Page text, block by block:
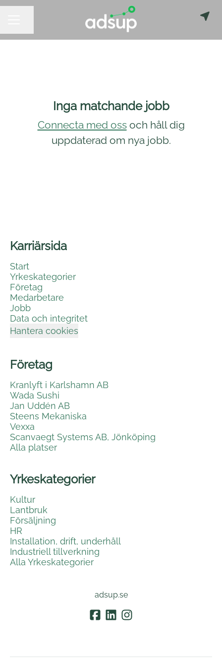
Inga matchande jobb
Connecta med ossoch håll dig
uppdaterad om nya jobb.
Karriärsida
Start
Yrkeskategorier
Företag
Medarbetare
Jobb
Data och integritet
Hantera cookies
Företag
Kranlyft i Karlshamn AB
Wada Sushi
Jan Uddén AB
Steens Mekaniska
Vexxa
Scanvaegt Systems AB, Jönköping
Alla platser
Yrkeskategorier
Kultur
Lantbruk
Försäljning
HR
Installation, drift, underhåll
Industriell tillverkning
Alla Yrkeskategorier
adsup.se